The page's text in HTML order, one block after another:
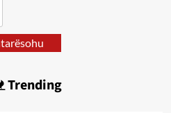
Trending